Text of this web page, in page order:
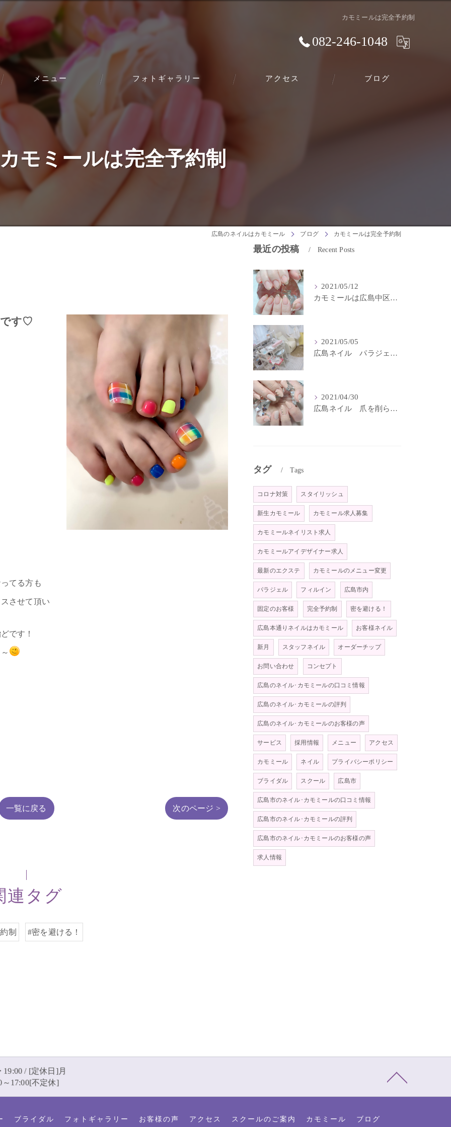
カモミールは完全予約制
082-246-1048
メニュー
ブライダル
フォトギャラリー アクセス ブログ
カモミールは完全予約制
広島のネイルはカモミール ブログ カモミールは完全予約制
です♡
てる方も
させて頂い
です！
一覧に戻る 次のページ >
連タグ
制 #密を避ける！
最近の投稿 Recent Posts
2021/05/12
カモミールは広島中区中町に位置するネイルサロン
2021/05/05
広島ネイル パラジェル登録サロンはカモミール
2021/04/30
広島ネイル 爪を削らないネイルサロン
タグ Tags
コロナ対策 スタイリッシュ
新生カモミール カモミール求人募集
カモミールネイリスト求人
カモミールアイデザイナー求人
最新のエクステ カモミールのメニュー変更
パラジェル フィルイン 広島市内
固定のお客様 完全予約制 密を避ける！
広島本通りネイルはカモミール お客様ネイル
新月 スタッフネイル オーダーチップ
お問い合わせ コンセプト
広島のネイル･カモミールの口コミ情報
広島のネイル･カモミールの評判
広島のネイル･カモミールのお客様の声
サービス 採用情報 メニュー アクセス
カモミール ネイル プライバシーポリシー
ブライダル スクール 広島市
広島市のネイル･カモミールの口コミ情報
広島市のネイル･カモミールの評判
広島市のネイル･カモミールのお客様の声
求人情報
/ [定休日]月
～17:00[不定休]
ブライダル フォトギャラリー お客様の声 アクセス スクールのご案内 カモミール ブログ